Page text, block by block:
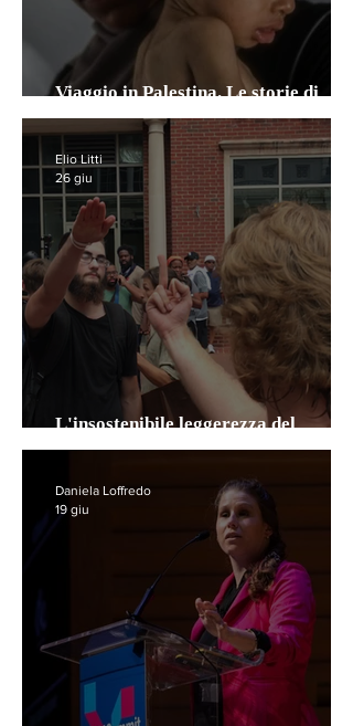
Viaggio in Palestina. Le storie di
Khawla e Nahed
L'insostenibile leggerezza del
sostenere il neofascismo sui social
Elio Litti
26 giu
Daniela Loffredo
19 giu